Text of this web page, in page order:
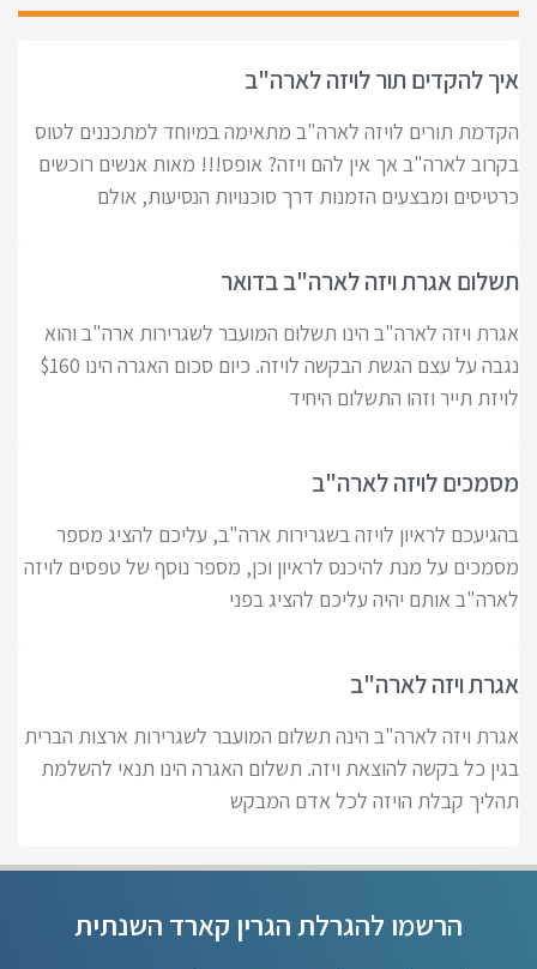
איך להקדים תור לויזה לארה"ב
הקדמת תורים לויזה לארה"ב מתאימה במיוחד למתכננים לטוס
בקרוב לארה"ב אך אין להם ויזה? אופס!!! מאות אנשים רוכשים
כרטיסים ומבצעים הזמנות דרך סוכנויות הנסיעות, אולם
תשלום אגרת ויזה לארה"ב בדואר
אגרת ויזה לארה"ב הינו תשלום המועבר לשגרירות ארה"ב והוא
נגבה על עצם הגשת הבקשה לויזה. כיום סכום האגרה הינו $160
לויזת תייר וזהו התשלום היחיד
מסמכים לויזה לארה"ב
בהגיעכם לראיון לויזה בשגרירות ארה"ב, עליכם להציג מספר
מסמכים על מנת להיכנס לראיון וכן, מספר נוסף של טפסים לויזה
לארה"ב אותם יהיה עליכם להציג בפני
אגרת ויזה לארה"ב
אגרת ויזה לארה"ב הינה תשלום המועבר לשגרירות ארצות הברית
בגין כל בקשה להוצאת ויזה. תשלום האגרה הינו תנאי להשלמת
תהליך קבלת הויזה לכל אדם המבקש
הרשמו להגרלת הגרין קארד השנתית